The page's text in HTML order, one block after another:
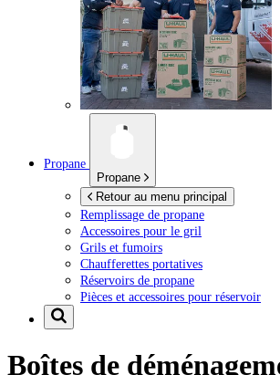
Propane
Propane
Retour au menu principal
Remplissage de propane
Accessoires pour le gril
Grils et fumoirs
Chaufferettes portatives
Réservoirs de propane
Pièces et accessoires pour réservoir
Boîtes de